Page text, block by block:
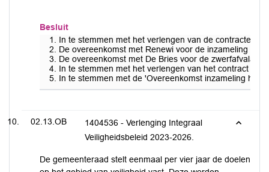
Besluit
In te stemmen met het verlengen van de contracten
De overeenkomst met Renewi voor de inzameling
De overeenkomst met De Bries voor de
In te stemmen met het verlengen van het contract
In te stemmen met de 'Overeenkomst inzameling
02.13.OB
1404536 - Verlenging Integraal
Veiligheidsbeleid 2023-2026.
De gemeenteraad stelt eenmaal per vier jaar de doelen